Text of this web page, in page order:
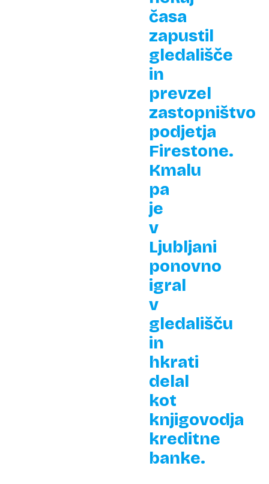
časa
zapustil
gledališče
in
prevzel
zastopništvo
podjetja
Firestone.
Kmalu
pa
je
v
Ljubljani
ponovno
igral
v
gledališču
in
hkrati
delal
kot
knjigovodja
kreditne
banke.